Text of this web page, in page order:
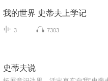
我的世界 史蒂夫上学记
3 7303
史蒂夫说